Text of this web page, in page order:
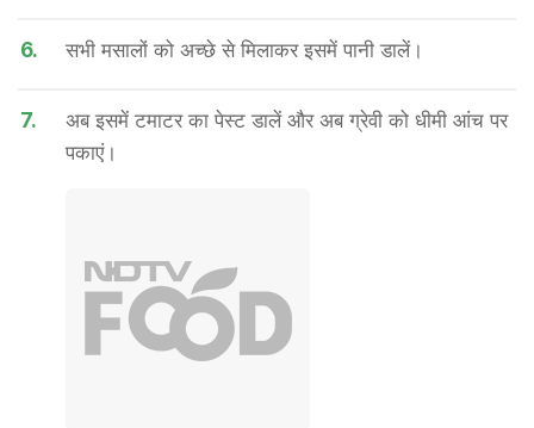
6. सभी मसालों को अच्छे से मिलाकर इसमें पानी डालें।
7.
अब इसमें टमाटर का पेस्ट डालें और अब ग्रेवी को धीमी आंच पर
पकाएं।